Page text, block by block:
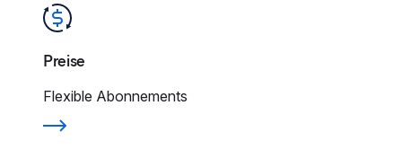
Preise
Flexible Abonnements